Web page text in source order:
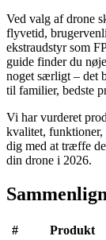
Ved valg af drone
flyvetid,
ekstraudstyr som
guide finder du
noget særligt – det
til familier, bedste
Vi har vurderet
kvalitet, funktioner,
dig med at træffe
din drone i 2026.
# Produkt